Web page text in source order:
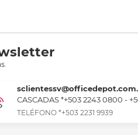
CASCADAS *+503 2243 0800 -
TELÉFONO *+503 2231 9939